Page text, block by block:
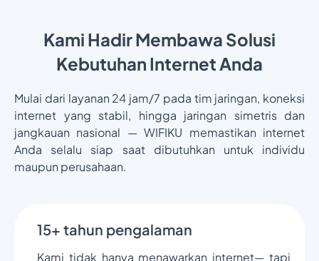
Kami Hadir Membawa Solusi
Kebutuhan Internet Anda
Mulai dari layanan 24 jam/7 pada tim jaringan, koneksi
internet yang stabil, hingga jaringan simetris dan
jangkauan nasional — WIFIKU memastikan internet
Anda selalu siap saat dibutuhkan untuk individu
maupun perusahaan.
15+ tahun pengalaman
Kami tidak hanya menawarkan internet— tapi